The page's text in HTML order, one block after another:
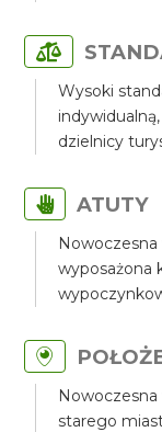
Wysoki
dzielnicy
ATUTY
Nowoczesna
wyposażona
Nowoczesna
starego